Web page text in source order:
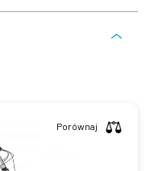
Porównaj